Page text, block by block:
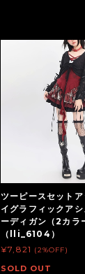
ツーピースセット
イグラフィックア
ーディガン（2カラ
（lli_6104）
¥7,821 (2%OFF)
SOLD OUT